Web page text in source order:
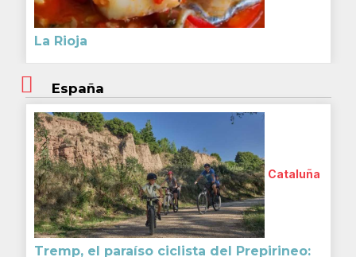
La Rioja
España
Cataluña
Tremp, el paraíso ciclista del Prepirineo: